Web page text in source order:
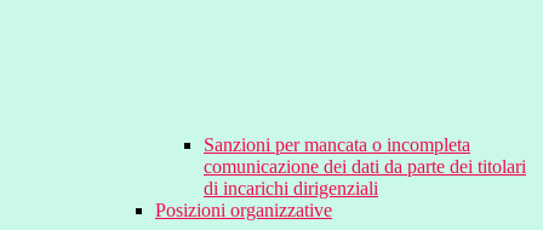
Sanzioni per mancata o incompleta
comunicazione dei dati da parte dei titolari
di incarichi dirigenziali
Posizioni organizzative